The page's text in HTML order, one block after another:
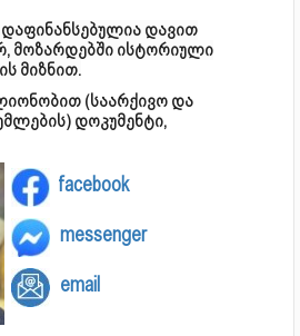
დავით
მოზარდებში ისტორიული
მიზნით.
(საარქივო და
დოკუმენტი,
facebook
messenger
email